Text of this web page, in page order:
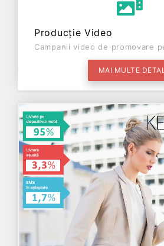
Producție Video
Campanii video de promovare
MAI MULTE